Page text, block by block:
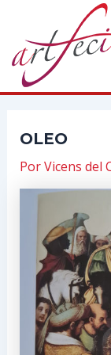
contenido
OLEO
PorVicens del